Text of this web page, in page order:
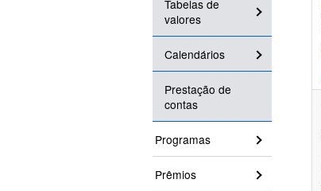
Tabelas de
valores
Calendários
Prestação de
contas
Programas
Prêmios